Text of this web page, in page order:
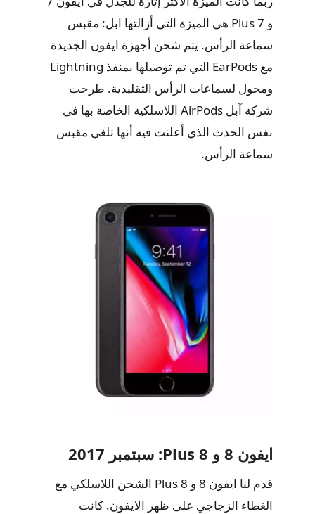
و 7 Plus هي الميزة التي أزالتها ابل: مقبس
سماعة الرأس. يتم شحن أجهزة ايفون الجديدة
مع EarPods التي تم توصيلها بمنفذ Lightning
ومحول لسماعات الرأس التقليدية. طرحت
شركة آبل AirPods اللاسلكية الخاصة بها في
نفس الحدث الذي أعلنت فيه أنها تلغي مقبس
سماعة الرأس.
ايفون 8 و 8 Plus: سبتمبر 2017
قدم لنا ايفون 8 و 8 Plus الشحن اللاسلكي مع
الغطاء الزجاجي على ظهر الايفون. كانت